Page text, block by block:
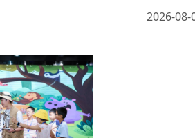
2026-08-